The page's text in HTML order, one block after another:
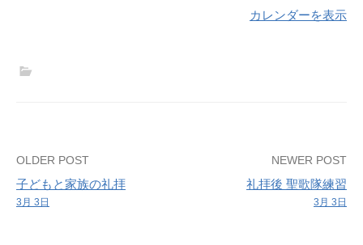
カレンダーを表示
Post
navigation
OLDER POST
子どもと家族の礼拝
3月 3日
NEWER POST
礼拝後 聖歌隊練習
3月 3日